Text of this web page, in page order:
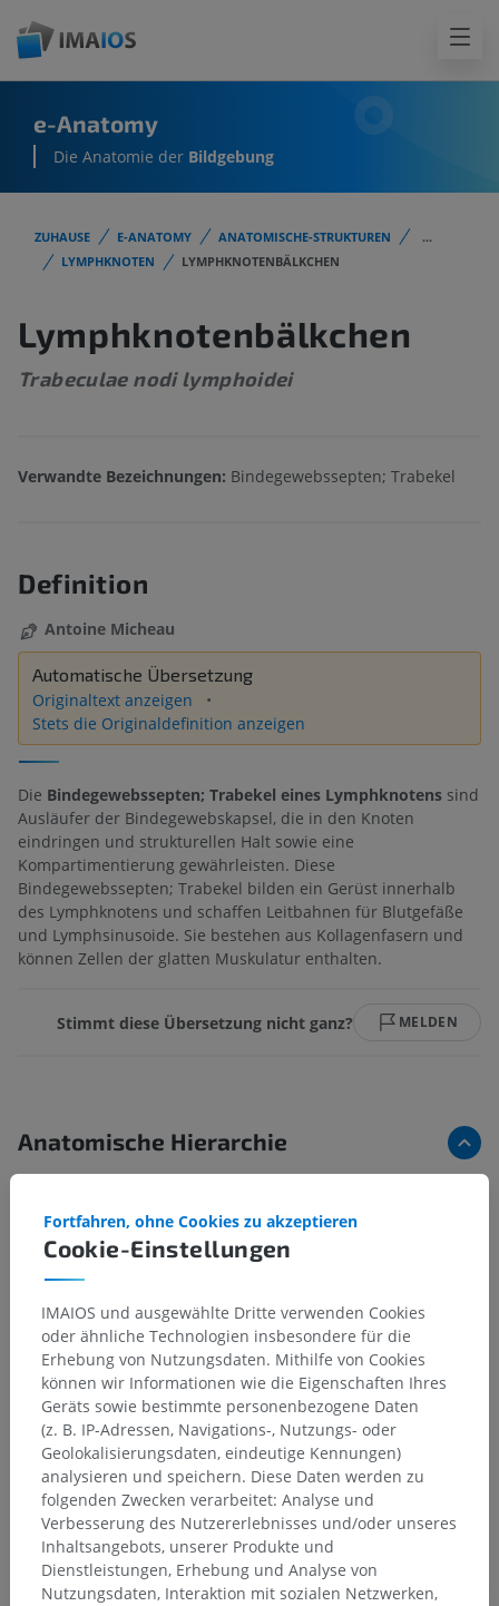
e-Anatomy
Die Anatomie der Bildgebung
ZUHAUSE E-ANATOMY ANATOMISCHE-STRUKTUREN
...
LYMPHKNOTEN
LYMPHKNOTENBÄLKCHEN
Lymphknotenbälkchen
Trabeculae nodi lymphoidei
Verwandte Bezeichnungen: Bindegewebssepten; Trabekel
Definition
Antoine Micheau
Automatische Übersetzung
Originaltext anzeigen
Stets die Originaldefinition anzeigen
Die Bindegewebssepten; Trabekel eines Lymphknotens sind
Ausläufer der Bindegewebskapsel, die in den Knoten
eindringen und strukturellen Halt sowie eine
Kompartimentierung gewährleisten. Diese
Bindegewebssepten; Trabekel bilden ein Gerüst innerhalb
des Lymphknotens und schaffen Leitbahnen für Blutgefäße
und Lymphsinusoide. Sie bestehen aus Kollagenfasern und
können Zellen der glatten Muskulatur enthalten.
Stimmt diese Übersetzung nicht ganz? MELDEN
Anatomische Hierarchie
Anatomie des Menschen 2
Menschlicher Körper> Integrierende Systeme
Lymphsystem
Lymphknoten> Lymphknoten>
Lymphknotenbälkchen
Darunterliegende Strukturen: Für dieses anatomische
Teil gibt es keine zugehörigen Strukturen
Anatomie des Menschen 1
Übersetzungen
Cookie-Einstellungen
Fortfahren, ohne Cookies zu akzeptieren
IMAIOS und ausgewählte Dritte verwenden Cookies
oder ähnliche Technologien insbesondere für die
Erhebung von Nutzungsdaten. Mithilfe von Cookies
können wir Informationen wie die Eigenschaften Ihres
Geräts sowie bestimmte personenbezogene Daten
(z. B. IP-Adressen, Navigations-, Nutzungs- oder
Geolokalisierungsdaten, eindeutige Kennungen)
analysieren und speichern. Diese Daten werden zu
folgenden Zwecken verarbeitet: Analyse und
Verbesserung des Nutzererlebnisses und/oder unseres
Inhaltsangebots, unserer Produkte und
Dienstleistungen, Erhebung und Analyse von
Nutzungsdaten, Interaktion mit sozialen Netzwerken,